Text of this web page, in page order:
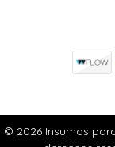
© 2026 Insumos